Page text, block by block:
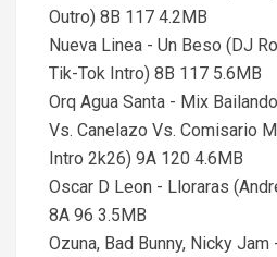
Outro) 8B 117 4.2MB
Nueva Linea - Un Beso (DJ
Tik-Tok Intro) 8B 117 5.6MB
Orq Agua Santa - Mix
Vs. Canelazo Vs. Comisario
Intro 2k26) 9A 120 4.6MB
Oscar D Leon - Lloraras
8A 96 3.5MB
Ozuna, Bad Bunny, Nicky